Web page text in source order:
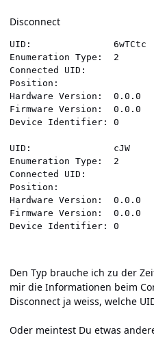
Disconnect
UID:               6wTCtc
Enumeration Type:  2
Connected UID:
Position:
Hardware Version:  0.0.0
Firmware Version:  0.0.0
Device Identifier: 0
UID:               cJW
Enumeration Type:  2
Connected UID:
Position:
Hardware Version:  0.0.0
Firmware Version:  0.0.0
Den Typ brauche ich zu der
mir die Informationen beim
Disconnect ja weiss, welche
Oder meintest Du etwas